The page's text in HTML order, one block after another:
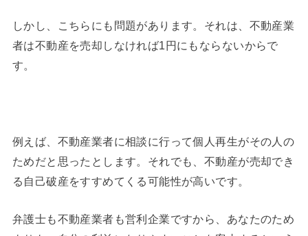
しかし、こちらにも問題があります。それは、不動産業
者は不動産を売却しなければ1円にもならないからで
す。
例えば、不動産業者に相談に行って個人再生がその人の
ためだと思ったとします。それでも、不動産が売却でき
る自己破産をすすめてくる可能性が高いです。
弁護士も不動産業者も営利企業ですから、あなたのため